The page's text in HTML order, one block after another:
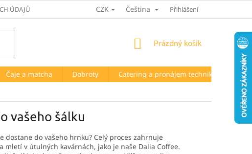
ÚDAJŮ HODNOCENÍ OBCHODU
CZK Čeština Přihlášení
NÁKUPNÍ
Prázdný košík
Čaje a matcha Dobroty Catering a pronájem techniky
vašeho šálku
dostane do vašeho hrnku? Celý proces zahrnuje
v útulných kavárnách, jako je naše Dalia Coffee.